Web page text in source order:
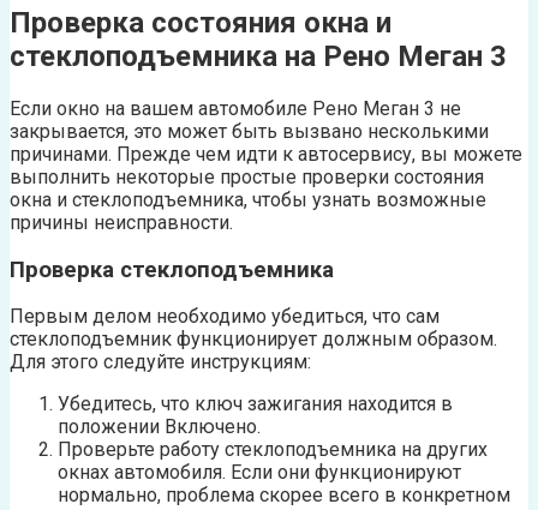
Проверка состояния окна и
стеклоподъемника на Рено Меган 3
Если окно на вашем автомобиле Рено Меган 3 не
закрывается, это может быть вызвано несколькими
причинами. Прежде чем идти к автосервису, вы можете
выполнить некоторые простые проверки состояния
окна и стеклоподъемника, чтобы узнать возможные
причины неисправности.
Проверка стеклоподъемника
Первым делом необходимо убедиться, что сам
стеклоподъемник функционирует должным образом.
Для этого следуйте инструкциям:
Убедитесь, что ключ зажигания находится в
положении Включено.
Проверьте работу стеклоподъемника на других
окнах автомобиля. Если они функционируют
нормально, проблема скорее всего в конкретном